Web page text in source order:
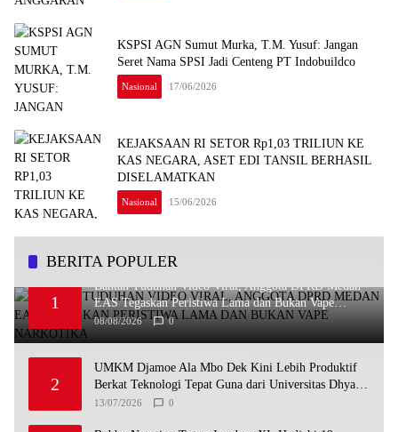
KSPSI AGN Sumut Murka, T.M. Yusuf: Jangan
Seret Nama SPSI Jadi Centeng PT Indobuildco
Nasional 17/06/2026
KEJAKSAAN RI SETOR Rp1,03 TRILIUN KE
KAS NEGARA, ASET EDI TANSIL BERHASIL
DISELAMATKAN
Nasional 15/06/2026
BERITA POPULER
1
Bantah Tuduhan Video Viral, Anggota DPRD Medan
EAS Tegaskan Peristiwa Lama dan Bukan Vape
Narkotika
08/08/2026 0
2
UMKM Djamoe Ala Mbo Dek Kini Lebih Produktif
Berkat Teknologi Tepat Guna dari Universitas Dhyana
Pura
13/07/2026 0